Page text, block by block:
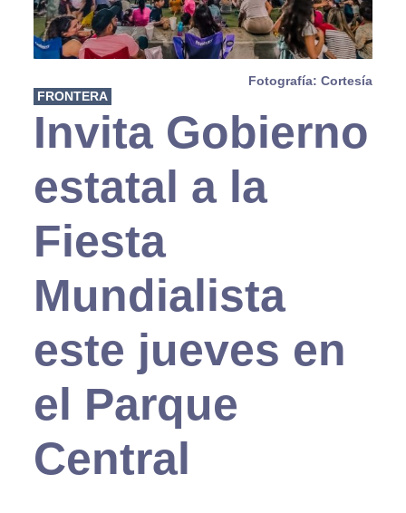
Fotografía: Cortesía
FRONTERA
Invita Gobierno
estatal a la
Fiesta
Mundialista
este jueves en
el Parque
Central